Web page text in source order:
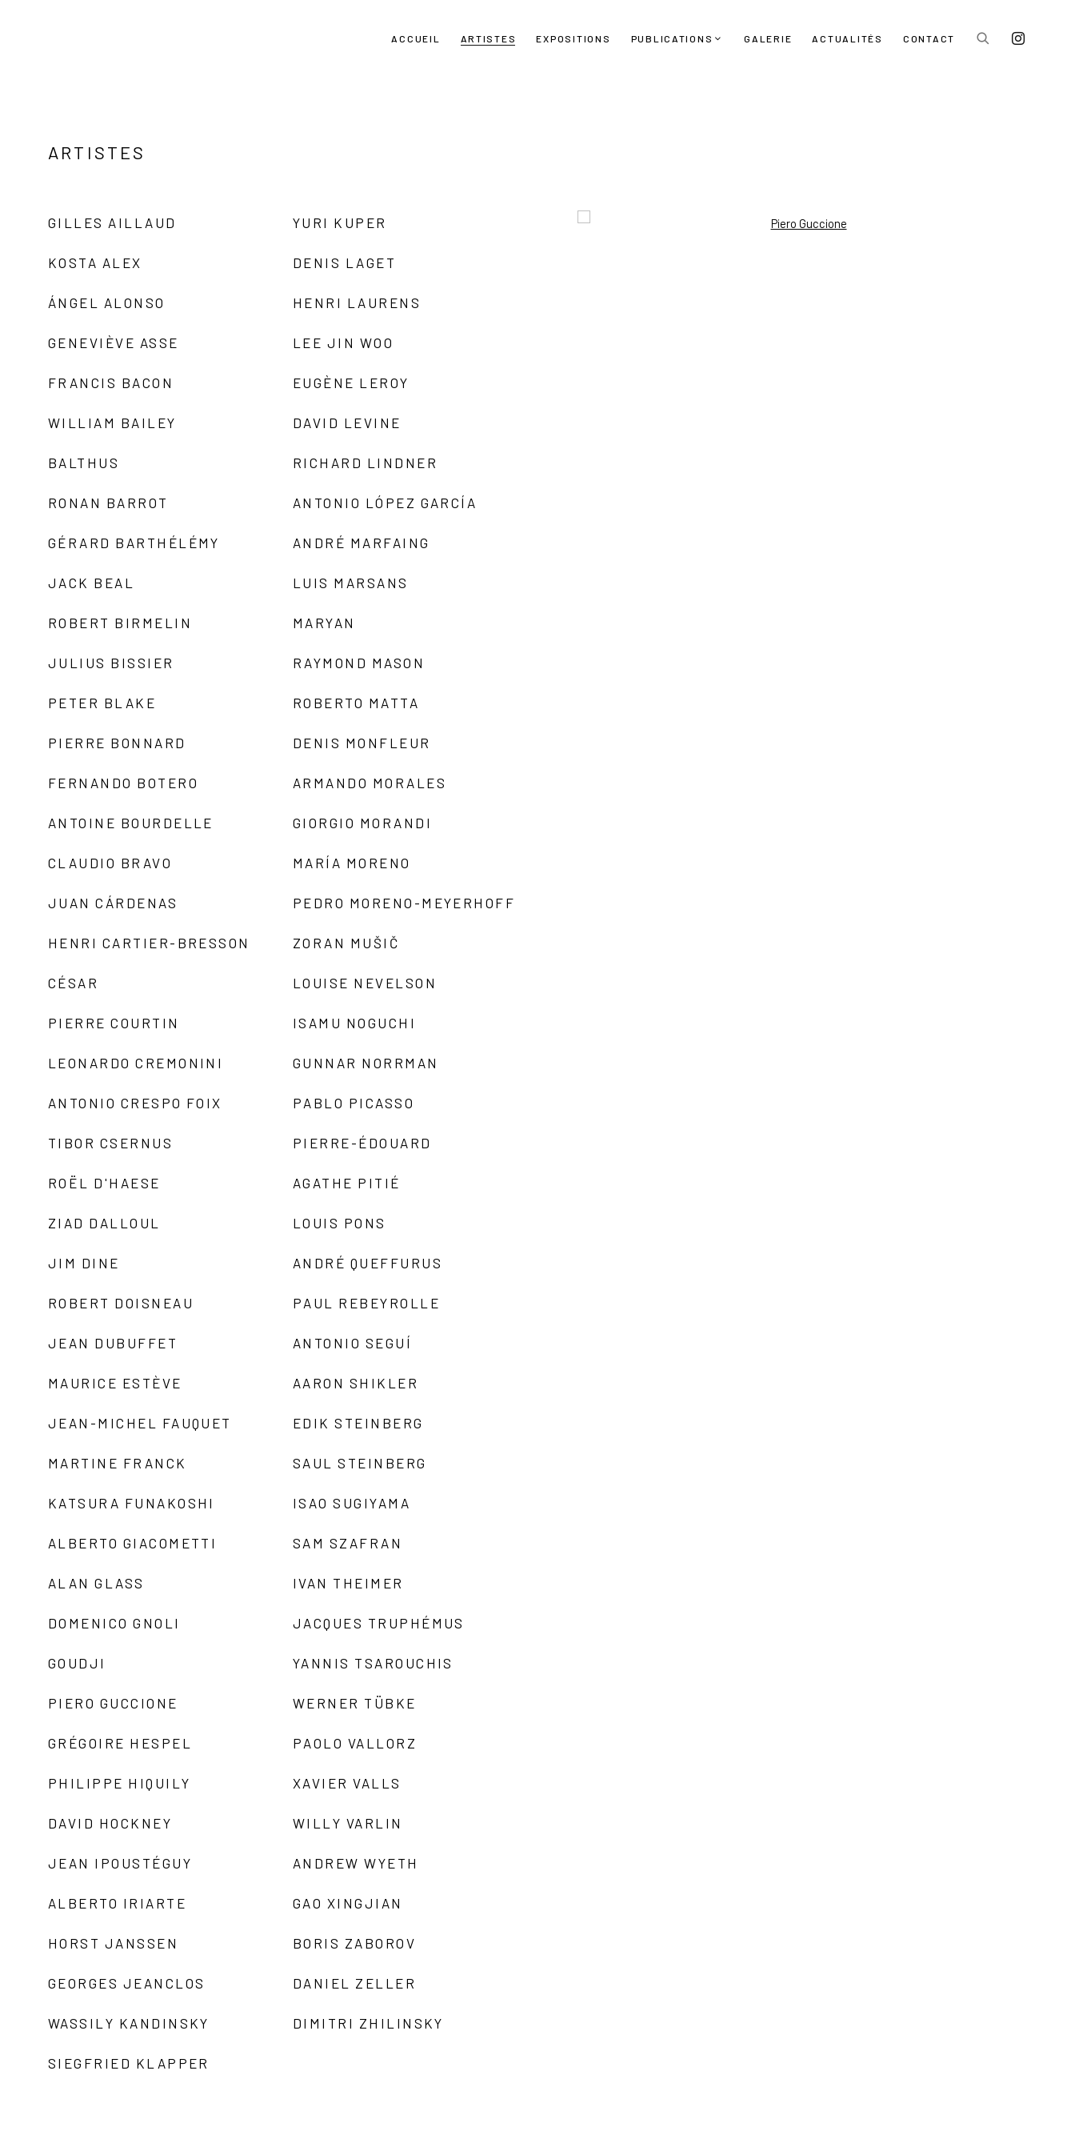
ACCUEIL ARTISTES EXPOSITIONS PUBLICATIONS GALERIE ACTUALITÉS CONTACT
ARTISTES
GILLES AILLAUD
KOSTA ALEX
ÁNGEL ALONSO
GENEVIÈVE ASSE
FRANCIS BACON
WILLIAM BAILEY
BALTHUS
RONAN BARROT
GÉRARD BARTHÉLÉMY
JACK BEAL
ROBERT BIRMELIN
JULIUS BISSIER
PETER BLAKE
PIERRE BONNARD
FERNANDO BOTERO
ANTOINE BOURDELLE
CLAUDIO BRAVO
JUAN CÁRDENAS
HENRI CARTIER-BRESSON
CÉSAR
PIERRE COURTIN
LEONARDO CREMONINI
ANTONIO CRESPO FOIX
TIBOR CSERNUS
ROËL D'HAESE
ZIAD DALLOUL
JIM DINE
ROBERT DOISNEAU
JEAN DUBUFFET
MAURICE ESTÈVE
JEAN-MICHEL FAUQUET
MARTINE FRANCK
KATSURA FUNAKOSHI
ALBERTO GIACOMETTI
ALAN GLASS
DOMENICO GNOLI
GOUDJI
PIERO GUCCIONE
GRÉGOIRE HESPEL
PHILIPPE HIQUILY
DAVID HOCKNEY
JEAN IPOUSTÉGUY
ALBERTO IRIARTE
HORST JANSSEN
GEORGES JEANCLOS
WASSILY KANDINSKY
SIEGFRIED KLAPPER
YURI KUPER
DENIS LAGET
HENRI LAURENS
LEE JIN WOO
EUGÈNE LEROY
DAVID LEVINE
RICHARD LINDNER
ANTONIO LÓPEZ GARCÍA
ANDRÉ MARFAING
LUIS MARSANS
MARYAN
RAYMOND MASON
ROBERTO MATTA
DENIS MONFLEUR
ARMANDO MORALES
GIORGIO MORANDI
MARÍA MORENO
PEDRO MORENO-MEYERHOFF
ZORAN MUŠIČ
LOUISE NEVELSON
ISAMU NOGUCHI
GUNNAR NORRMAN
PABLO PICASSO
PIERRE-ÉDOUARD
AGATHE PITIÉ
LOUIS PONS
ANDRÉ QUEFFURUS
PAUL REBEYROLLE
ANTONIO SEGUÍ
AARON SHIKLER
EDIK STEINBERG
SAUL STEINBERG
ISAO SUGIYAMA
SAM SZAFRAN
IVAN THEIMER
JACQUES TRUPHÉMUS
YANNIS TSAROUCHIS
WERNER TÜBKE
PAOLO VALLORZ
XAVIER VALLS
WILLY VARLIN
ANDREW WYETH
GAO XINGJIAN
BORIS ZABOROV
DANIEL ZELLER
DIMITRI ZHILINSKY